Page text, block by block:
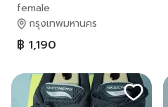
female
กรุงเทพมหานคร
฿ 1,190